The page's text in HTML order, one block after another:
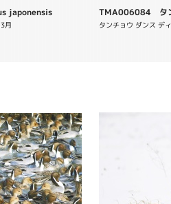
japonensis
月
TMA006084 タ
タンチョウ ダンス デ